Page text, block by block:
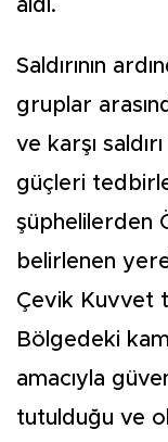
aldı.
Saldırının
gruplar
ve karşı
güçleri
şüphelilerden
belirlenen
Çevik Kuvvet
Bölgedeki
amacıyla
tutulduğu ve